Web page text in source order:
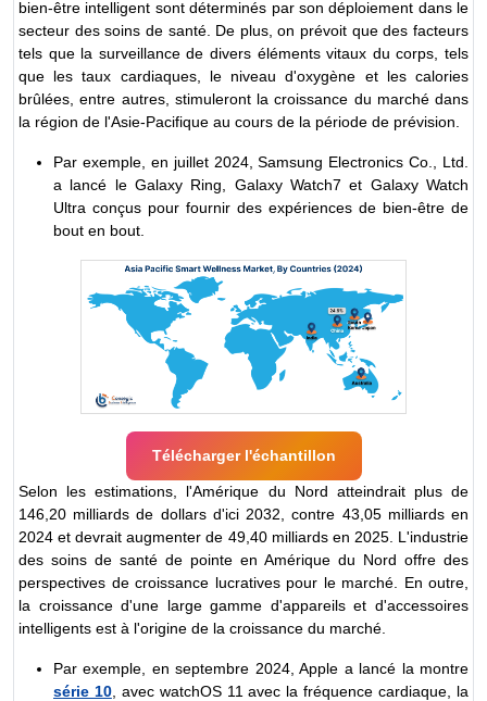
bien-être intelligent sont déterminés par son déploiement dans le
secteur des soins de santé. De plus, on prévoit que des facteurs
tels que la surveillance de divers éléments vitaux du corps, tels
que les taux cardiaques, le niveau d'oxygène et les calories
brûlées, entre autres, stimuleront la croissance du marché dans
la région de l'Asie-Pacifique au cours de la période de prévision.
Par exemple, en juillet 2024, Samsung Electronics Co., Ltd.
a lancé le Galaxy Ring, Galaxy Watch7 et Galaxy Watch
Ultra conçus pour fournir des expériences de bien-être de
bout en bout.
Télécharger l'échantillon
Selon les estimations, l'Amérique du Nord atteindrait plus de
146,20 milliards de dollars d'ici 2032, contre 43,05 milliards en
2024 et devrait augmenter de 49,40 milliards en 2025. L'industrie
des soins de santé de pointe en Amérique du Nord offre des
perspectives de croissance lucratives pour le marché. En outre,
la croissance d'une large gamme d'appareils et d'accessoires
intelligents est à l'origine de la croissance du marché.
Par exemple, en septembre 2024, Apple a lancé la montre
série 10, avec watchOS 11 avec la fréquence cardiaque, la